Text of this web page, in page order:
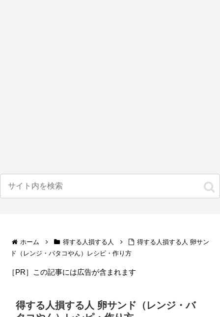
ホーム 得する人損する人
得する人損する人 卵サン
ド（レンジ・バタコやん）レシピ・作り方
［PR］この記事には広告が含まれます
得する人損する人 卵サンド（レンジ・バ